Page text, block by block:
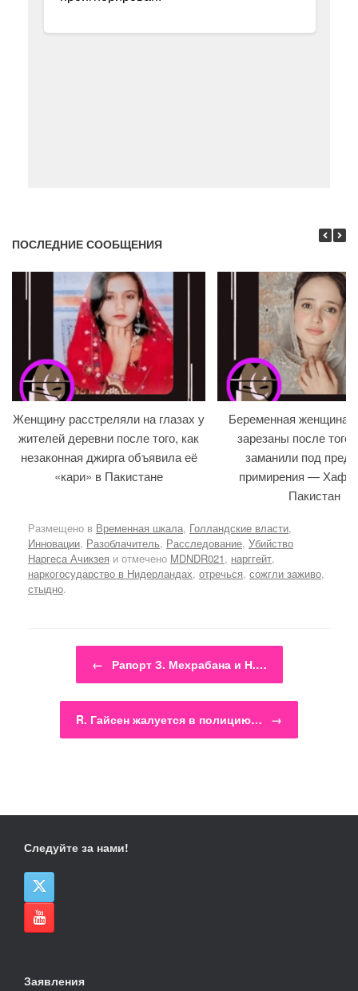
ПОСЛЕДНИЕ СООБЩЕНИЯ
Женщину расстреляли на глазах у
жителей деревни после того, как
незаконная джирга объявила её
«кари» в Пакистане
Беременная женщина
зарезаны после того,
заманили под
примирения —
Пакистан
Размещено в Временная шкала, Голландские власти,
Инновации, Разоблачитель, Расследование, Убийство
Наргеса Ачикзея и отмечено MDNDR021, нарггейт,
наркогосударство в Нидерландах, отречься, сожгли заживо,
стыдно.
← Рапорт З. Мехрабана и Н.…
R. Гайсен жалуется в полицию… →
Следуйте за нами!
Заявления